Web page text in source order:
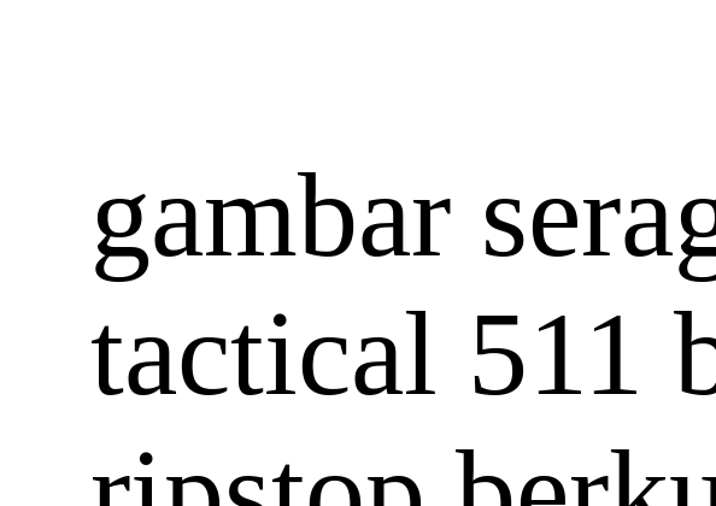
gambar
tactical 511